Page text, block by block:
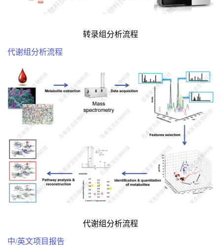
转录组分析流程
代谢组分析流程
代谢组分析流程
中/英文项目报告